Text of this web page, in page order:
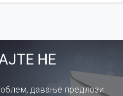
НЕ
давање предлози